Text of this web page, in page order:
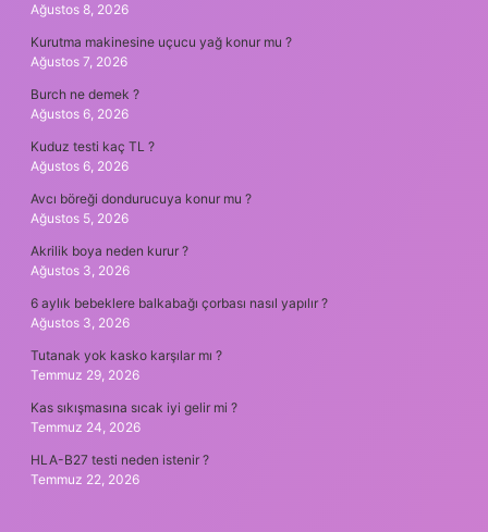
Ağustos 8, 2026
Kurutma makinesine uçucu yağ konur mu ?
Ağustos 7, 2026
Burch ne demek ?
Ağustos 6, 2026
Kuduz testi kaç TL ?
Ağustos 6, 2026
Avcı böreği dondurucuya konur mu ?
Ağustos 5, 2026
Akrilik boya neden kurur ?
Ağustos 3, 2026
6 aylık bebeklere balkabağı çorbası nasıl yapılır ?
Ağustos 3, 2026
Tutanak yok kasko karşılar mı ?
Temmuz 29, 2026
Kas sıkışmasına sıcak iyi gelir mi ?
Temmuz 24, 2026
HLA-B27 testi neden istenir ?
Temmuz 22, 2026